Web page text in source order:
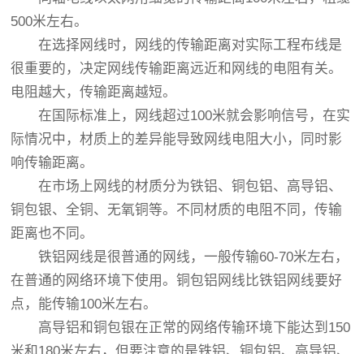
500米左右。
在选择网线时，网线的传输距离对实际工程布线是
很重要的，决定网线传输距离远近和网线的电阻有关。
电阻越大，传输距离越短。
在国际标准上，网线超过100米就会影响信号，在实
际情况中，材质上的差异能导致网线电阻大小，同时影
响传输距离。
在市场上网线的材质分为铁铝、铜包铝、高导铝、
铜包银、全铜、无氧铜等。不同材质的电阻不同，传输
距离也不同。
铁铝网线是很普通的网线，一般传输60-70米左右，
在普通的网络环境下使用。铜包铝网线比铁铝网线要好
点，能传输100米左右。
高导铝和铜包银在正常的网络传输环境下能达到150